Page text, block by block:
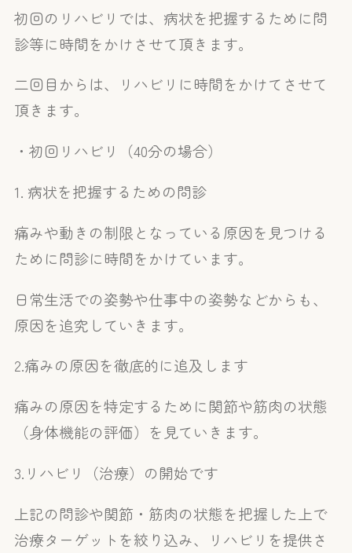
初回のリハビリでは、病状を把握するために問
診等に時間をかけさせて頂きます。
二回目からは、リハビリに時間をかけてさせて
頂きます。
・初回リハビリ（40分の場合）
1. 病状を把握するための問診
痛みや動きの制限となっている原因を見つける
ために問診に時間をかけています。
日常生活での姿勢や仕事中の姿勢などからも、
原因を追究していきます。
2.痛みの原因を徹底的に追及します
痛みの原因を特定するために関節や筋肉の状態
（身体機能の評価）を見ていきます。
3.リハビリ（治療）の開始です
上記の問診や関節・筋肉の状態を把握した上で
治療ターゲットを絞り込み、リハビリを提供さ